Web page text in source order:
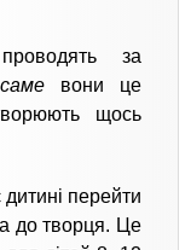
за
вони це
щось
перейти
до творця. Це